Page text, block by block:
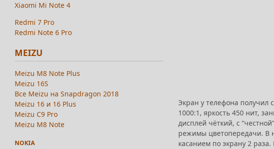
Экран у телефона получил
1000:1, яркость 450 нит,
дисплей чёткий, с
режимы цветопередачи. В
касанием по экрану 2
Xiaomi Mi Note 4
Redmi 7 Pro
Redmi Note 6 Pro
MEIZU
Meizu M8 Note Plus
Meizu 16S
Все Meizu на Snapdragon 2018
Meizu 16 и 16 Plus
Meizu C9 Pro
Meizu M8 Note
NOKIA